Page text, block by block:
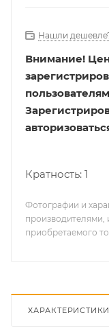
Нашли
Внимание!
Кратность: 1
Фотографии и
производителями,
приобретаемого
ХАРАКТЕРИСТИКИ